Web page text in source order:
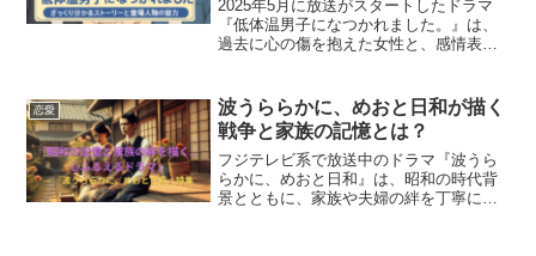
2025年5月に放送がスタートしたドラマ
『低体温男子になつかれました。』は、
過去に心の傷を抱えた女性と、感情表現
です。本記事では、『低体温男子になつ
かれました。』のス...
恋愛
波うららかに、めおと日和が描く
戦争と家族の記憶とは？
フジテレビ系で放送中のドラマ『波うら
らかに、めおと日和』は、昭和の時代背
景とともに、家族や夫婦の絆を丁寧に描